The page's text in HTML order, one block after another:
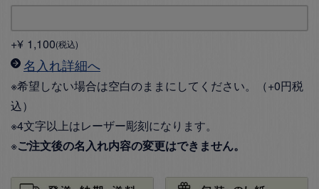
+¥ 1,100 税込
名入れ詳細へ
※希望しない場合は空白のままにしてください。（+0円税
込）
※4文字以上はレーザー彫刻になります。
※ご注文後の名入れ内容の変更はできません。